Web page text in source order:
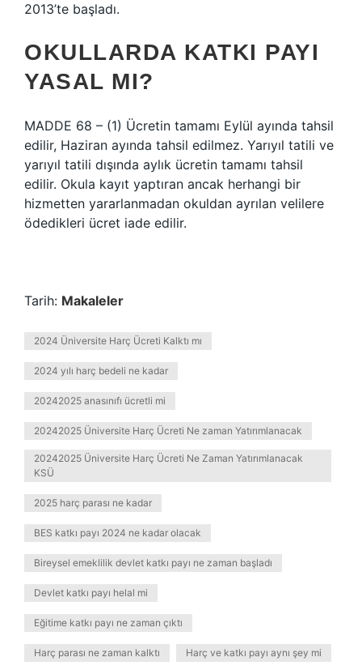
2013’te başladı.
OKULLARDA KATKI PAYI
YASAL MI?
MADDE 68 – (1) Ücretin tamamı Eylül ayında tahsil
edilir, Haziran ayında tahsil edilmez. Yarıyıl tatili ve
yarıyıl tatili dışında aylık ücretin tamamı tahsil
edilir. Okula kayıt yaptıran ancak herhangi bir
hizmetten yararlanmadan okuldan ayrılan velilere
ödedikleri ücret iade edilir.
Tarih: Makaleler
2024 Üniversite Harç Ücreti Kalktı mı
2024 yılı harç bedeli ne kadar
20242025 anasınıfı ücretli mi
20242025 Üniversite Harç Ücreti Ne zaman Yatırımlanacak
20242025 Üniversite Harç Ücreti Ne Zaman Yatırımlanacak
KSÜ
2025 harç parası ne kadar
BES katkı payı 2024 ne kadar olacak
Bireysel emeklilik devlet katkı payı ne zaman başladı
Devlet katkı payı helal mi
Eğitime katkı payı ne zaman çıktı
Harç parası ne zaman kalktı Harç ve katkı payı aynı şey mi